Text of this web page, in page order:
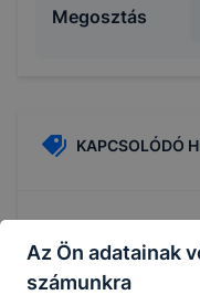
Megosztás
KAPCSOLÓDÓ
Az Ön adatainak
számunkra